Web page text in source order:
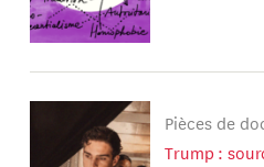
Pièces de
Trump :